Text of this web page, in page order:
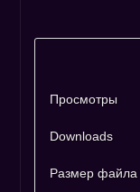
Просмотры
Downloads
Размер файла